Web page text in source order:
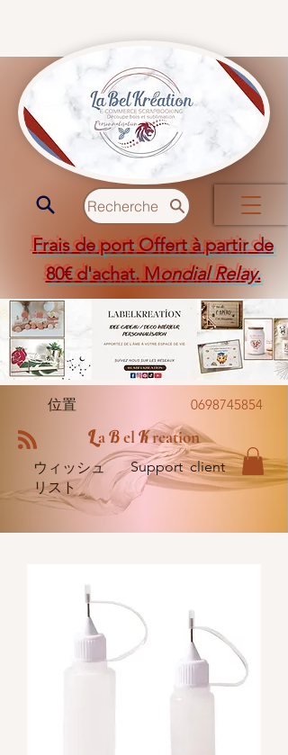
Recherche
Frais de port Offert à partir de
80€ d'achat. Mondial Relay.
位置 0698745854
LaBel Kreation
ウィッシュ
リスト
Support client